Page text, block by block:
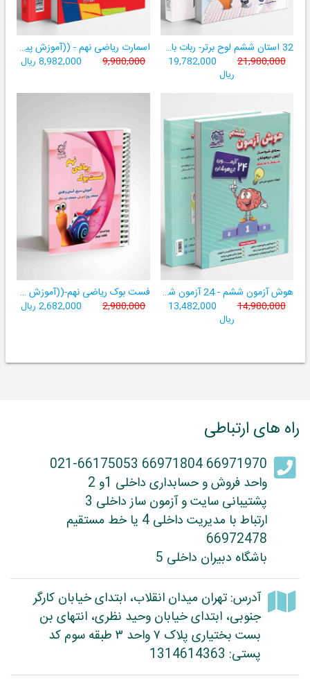
32 استان ششم لوح برتر- ربات باهوش ششم ((به همراه سامانۀ آزمون‌ساز رایگان))
21,980,000
19,782,000
ریال
اسمارت ریاضی نهم - ((آموزش پیشرفتۀ ریاضی تیزهوشان و نمونه‌دولتی نهم+ سامانۀ آزمون‌ساز آنلاین))
9,980,000 8,982,000 ریال
هوش آزمون ششم - 24 آزمون شبیه ساز تیزهوشان
14,980,000
13,482,000
ریال
فست بوک ریاضی نهم-((آموزش سریع، آسان و کامل ریاضی پایۀ نهم))
2,980,000 2,682,000 ریال
راه های ارتباطی
66971970 66971804 021-66175053
واحد فروش و حسابداری داخلی 1و 2
پشتیبانی سایت و آزمون ساز داخلی 3
ارتباط با مدیریت داخلی 4 یا خط مستقیم
66972478
باشگاه دبیران داخلی 5
آدرس: تهران میدان انقلاب، ابتدای خیابان کارگر
جنوبی، ابتدای خیابان وحید نظری، انتهای بن
بست بختیاری پلاک ۷ واحد ۳ طبقه سوم کد
پستی: 1314614363